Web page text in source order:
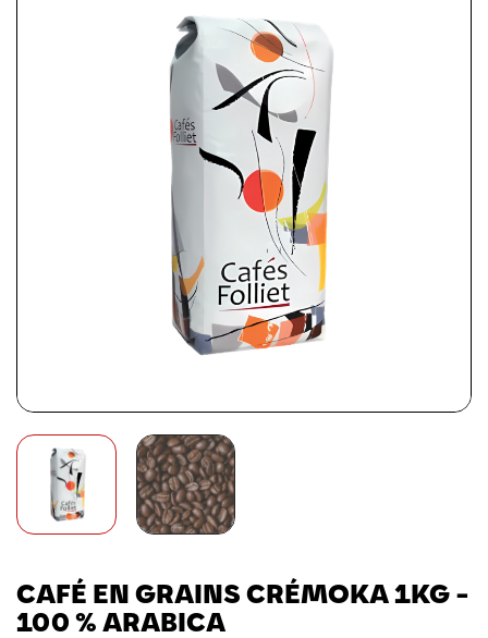
CAFÉ EN GRAINS CRÉMOKA 1KG -
100 % ARABICA